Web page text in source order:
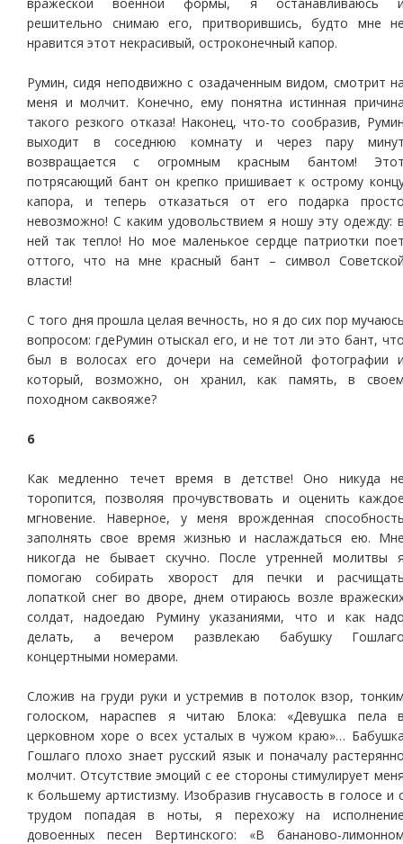
решительно снимаю его, притворившись, будто мне
нравится этот некрасивый, остроконечный капор.
Румин, сидя неподвижно с озадаченным видом, смотрит
меня и молчит. Конечно, ему понятна истинная
такого резкого отказа! Наконец, что-то сообразив,
выходит в соседнюю комнату и через пару
возвращается с огромным красным бантом!
потрясающий бант он крепко пришивает к острому
капора, и теперь отказаться от его подарка
невозможно! С каким удовольствием я ношу эту одежду:
ней так тепло! Но мое маленькое сердце патриотки
оттого, что на мне красный бант – символ
власти!
С того дня прошла целая вечность, но я до сих пор
вопросом: гдеРумин отыскал его, и не тот ли это бант,
был в волосах его дочери на семейной фотографии
который, возможно, он хранил, как память, в
походном саквояже?
6
Как медленно течет время в детстве! Оно никуда
торопится, позволяя прочувствовать и оценить
мгновение. Наверное, у меня врожденная
заполнять свое время жизнью и наслаждаться ею.
никогда не бывает скучно. После утренней молитвы
помогаю собирать хворост для печки и
лопаткой снег во дворе, днем отираюсь возле
солдат, надоедаю Румину указаниями, что и как
делать, а вечером развлекаю бабушку
концертными номерами.
Сложив на груди руки и устремив в потолок взор,
голоском, нараспев я читаю Блока: «Девушка пела
церковном хоре о всех усталых в чужом краю»…
Гошлаго плохо знает русский язык и поначалу
молчит. Отсутствие эмоций с ее стороны стимулирует
к большему артистизму. Изобразив гнусавость в голосе и
трудом попадая в ноты, я перехожу на
довоенных песен Вертинского: «В бананово-